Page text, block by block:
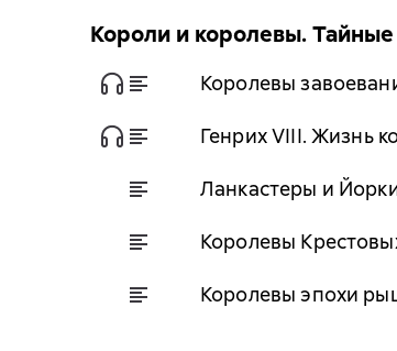
Короли и королевы.
Королевы
Генрих VIII. Жизнь
Ланкастеры и
Королевы
Королевы эпохи